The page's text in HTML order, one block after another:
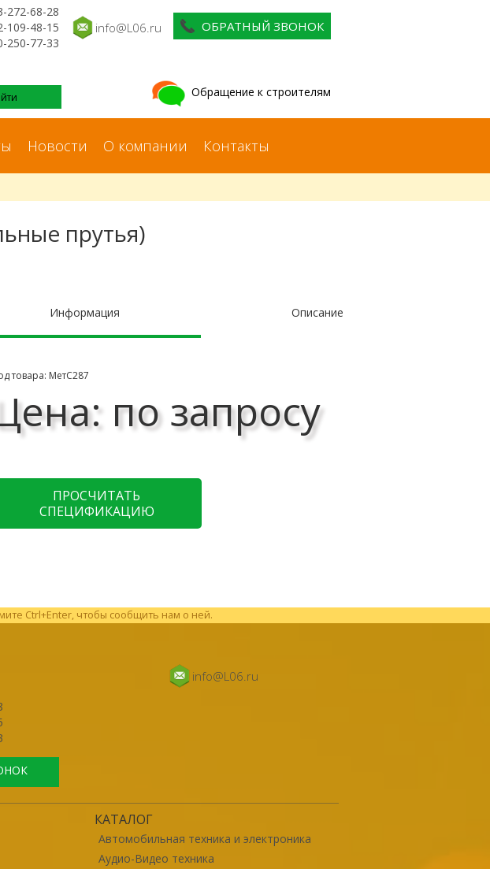
272-68-28
109-48-15
250-77-33
info@L06.ru ОБРАТНЫЙ ЗВОНОК
Обращение к строителям
Новости О компании Контакты
прутья)
Информация Описание
товара: МетС287
по запросу
ПРОСЧИТАТЬ
СПЕЦИФИКАЦИЮ
Ctrl+Enter, чтобы сообщить нам о ней.
info@L06.ru
КАТАЛОГ
Автомобильная техника и электроника
Аудио-Видео техника